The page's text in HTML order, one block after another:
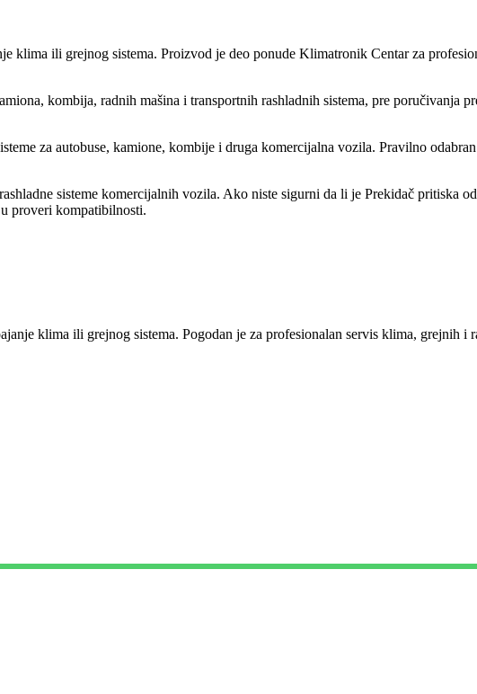
klima ili grejnog sistema. Proizvod je deo ponude Klimatronik Centar za
kombija, radnih mašina i transportnih rashladnih sistema, pre poručivanja
za autobuse, kamione, kombije i druga komercijalna vozila. Pravilno
sisteme komercijalnih vozila. Ako niste sigurni da li je Prekidač pritiska
proveri kompatibilnosti.
klima ili grejnog sistema. Pogodan je za profesionalan servis klima, grejnih i